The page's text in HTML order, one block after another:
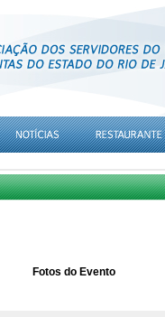
Fotos do Evento